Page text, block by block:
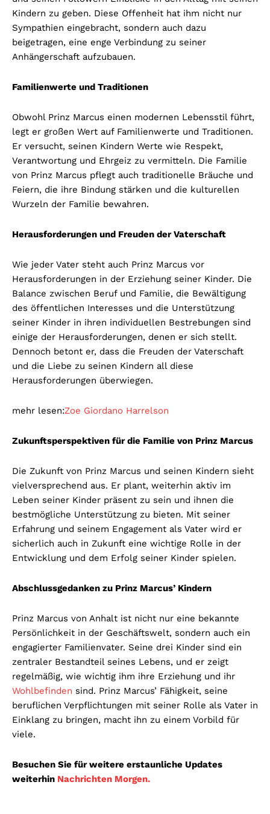
Kindern zu geben. Diese Offenheit hat ihm nicht nur
Sympathien eingebracht, sondern auch dazu
beigetragen, eine enge Verbindung zu seiner
Anhängerschaft aufzubauen.
Familienwerte und Traditionen
Obwohl Prinz Marcus einen modernen Lebensstil führt,
legt er großen Wert auf Familienwerte und Traditionen.
Er versucht, seinen Kindern Werte wie Respekt,
Verantwortung und Ehrgeiz zu vermitteln. Die Familie
von Prinz Marcus pflegt auch traditionelle Bräuche und
Feiern, die ihre Bindung stärken und die kulturellen
Wurzeln der Familie bewahren.
Herausforderungen und Freuden der Vaterschaft
Wie jeder Vater steht auch Prinz Marcus vor
Herausforderungen in der Erziehung seiner Kinder. Die
Balance zwischen Beruf und Familie, die Bewältigung
des öffentlichen Interesses und die Unterstützung
seiner Kinder in ihren individuellen Bestrebungen sind
einige der Herausforderungen, denen er sich stellt.
Dennoch betont er, dass die Freuden der Vaterschaft
und die Liebe zu seinen Kindern all diese
Herausforderungen überwiegen.
mehr lesen:Zoe Giordano Harrelson
Zukunftsperspektiven für die Familie von Prinz Marcus
Die Zukunft von Prinz Marcus und seinen Kindern sieht
vielversprechend aus. Er plant, weiterhin aktiv im
Leben seiner Kinder präsent zu sein und ihnen die
bestmögliche Unterstützung zu bieten. Mit seiner
Erfahrung und seinem Engagement als Vater wird er
sicherlich auch in Zukunft eine wichtige Rolle in der
Entwicklung und dem Erfolg seiner Kinder spielen.
Abschlussgedanken zu Prinz Marcus’ Kindern
Prinz Marcus von Anhalt ist nicht nur eine bekannte
Persönlichkeit in der Geschäftswelt, sondern auch ein
engagierter Familienvater. Seine drei Kinder sind ein
zentraler Bestandteil seines Lebens, und er zeigt
regelmäßig, wie wichtig ihm ihre Erziehung und ihr
Wohlbefinden sind. Prinz Marcus’ Fähigkeit, seine
beruflichen Verpflichtungen mit seiner Rolle als Vater in
Einklang zu bringen, macht ihn zu einem Vorbild für
viele.
Besuchen Sie für weitere erstaunliche Updates
weiterhin Nachrichten Morgen.